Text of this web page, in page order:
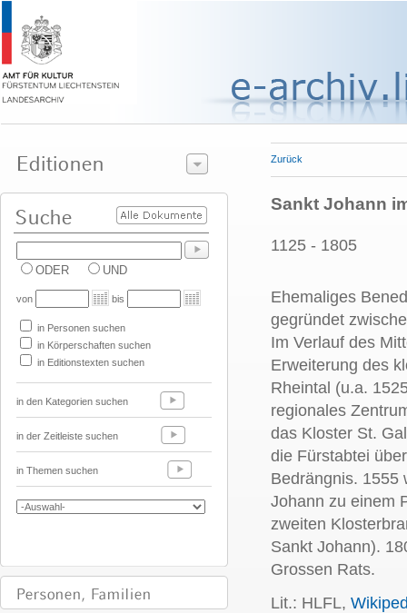
ODER UND
von bis
in Personen suchen
in Körperschaften suchen
in Editionstexten suchen
in den Kategorien suchen
in der Zeitleiste suchen
in Themen suchen
Zurück
Sankt Johann
1125 - 1805
Ehemaliges
gegründet
Im Verlauf des
Erweiterung des
Rheintal (u.a.
regionales
das Kloster St.
die Fürstabtei
Bedrängnis. 1555
Johann zu einem
zweiten
Sankt Johann).
Grossen Rats.
Lit.: HLFL,